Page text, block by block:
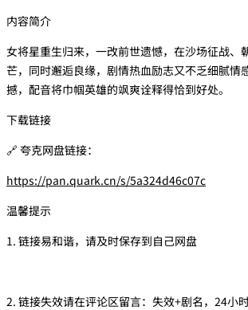
内容简介
女将星重生归来，一改前世遗憾，在沙场征战、
芒，同时邂逅良缘，剧情热血励志又不乏细腻情
撼，配音将巾帼英雄的飒爽诠释得恰到好处。
下载链接
🔗 夸克网盘链接：
https://pan.quark.cn/s/5a324d46c07c
温馨提示
1. 链接易和谐，请及时保存到自己网盘
2. 链接失效请在评论区留言：失效+剧名，24小